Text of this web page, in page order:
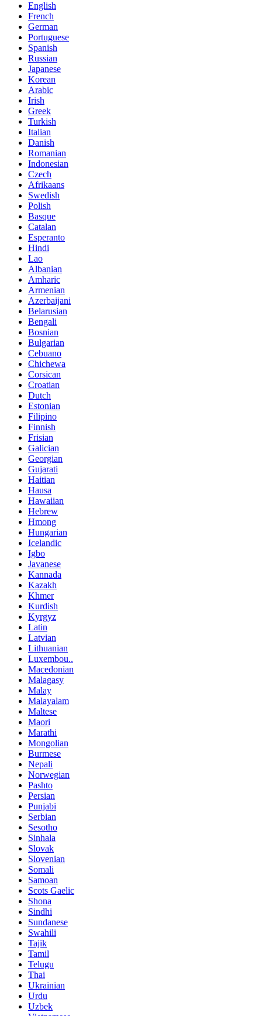
English
French
German
Portuguese
Spanish
Russian
Japanese
Korean
Arabic
Irish
Greek
Turkish
Italian
Danish
Romanian
Indonesian
Czech
Afrikaans
Swedish
Polish
Basque
Catalan
Esperanto
Hindi
Lao
Albanian
Amharic
Armenian
Azerbaijani
Belarusian
Bengali
Bosnian
Bulgarian
Cebuano
Chichewa
Corsican
Croatian
Dutch
Estonian
Filipino
Finnish
Frisian
Galician
Georgian
Gujarati
Haitian
Hausa
Hawaiian
Hebrew
Hmong
Hungarian
Icelandic
Igbo
Javanese
Kannada
Kazakh
Khmer
Kurdish
Kyrgyz
Latin
Latvian
Lithuanian
Luxembou..
Macedonian
Malagasy
Malay
Malayalam
Maltese
Maori
Marathi
Mongolian
Burmese
Nepali
Norwegian
Pashto
Persian
Punjabi
Serbian
Sesotho
Sinhala
Slovak
Slovenian
Somali
Samoan
Scots Gaelic
Shona
Sindhi
Sundanese
Swahili
Tajik
Tamil
Telugu
Thai
Ukrainian
Urdu
Uzbek